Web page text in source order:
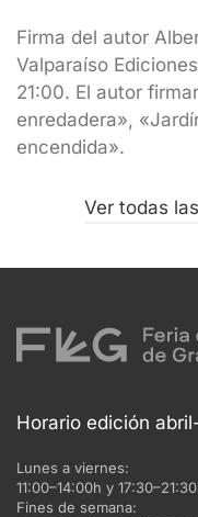
Firma del autor
Valparaíso
21:00. El autor
enredadera»,
encendida».
Ver todas
Horario edición
Lunes a viernes:
11:00–14:00h y
Fines de semana: